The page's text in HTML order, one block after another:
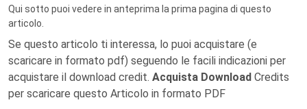
Qui sotto puoi vedere in anteprima la prima pagina di questo
articolo.
Se questo articolo ti interessa, lo puoi acquistare (e
scaricare in formato pdf) seguendo le facili indicazioni per
acquistare il download credit. Acquista Download Credits
per scaricare questo Articolo in formato PDF